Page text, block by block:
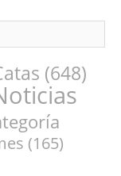
(648)
(165)